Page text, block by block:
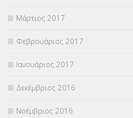
Μάρτιος 2017
Φεβρουάριος 2017
Ιανουάριος 2017
Δεκέμβριος 2016
Νοέμβριος 2016